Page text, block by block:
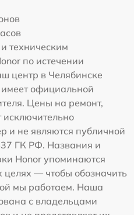
техническим
по истечении
центр в Челябинске
официальной
Цены на ремонт,
исключительно
и не являются публичной
ГК РФ. Названия и
Honor упоминаются
— чтобы обозначить
мы работаем. Наша
с владельцами